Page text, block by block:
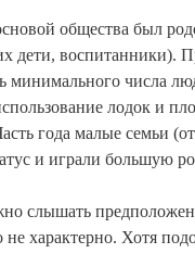
общества был
дети, воспитанники).
минимального числа
лодок и
года малые семьи
и играли большую
слышать
не характерно. Хотя